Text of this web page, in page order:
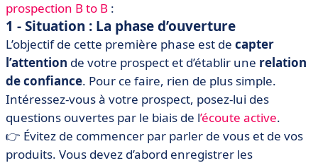
prospection B to B :
1 - Situation : La phase d’ouverture
L’objectif de cette première phase est de capter
l’attention de votre prospect et d’établir une relation
de confiance. Pour ce faire, rien de plus simple.
Intéressez-vous à votre prospect, posez-lui des
questions ouvertes par le biais de l’écoute active.
👉 Évitez de commencer par parler de vous et de vos
produits. Vous devez d’abord enregistrer les